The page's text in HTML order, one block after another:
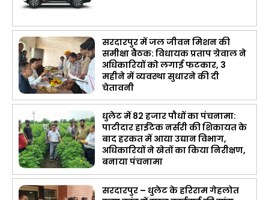
सरदारपुर में जल जीवन मिशन की
समीक्षा बैठक: विधायक प्रताप ग्रेवाल ने
अधिकारियों को लगाई फटकार, 3
महीने में व्यवस्था सुधारने की दी
चेतावनी
धुलेट में 82 हजार पौधों का पंचनामा:
पाटीदार हाईटेक नर्सरी की शिकायत के
बाद हरकत में आया उद्यान विभाग,
अधिकारियों ने खेतों का किया निरीक्षण,
बनाया पंचनामा
सरदारपुर – धुलेट के हरिराम गेहलोत